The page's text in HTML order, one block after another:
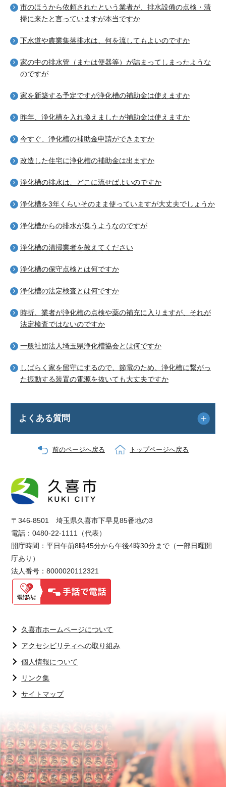
市のほうから依頼されたという業者が、排水設備の点検・清
掃に来たと言っていますが本当ですか
下水道や農業集落排水は、何を流してもよいのですか
家の中の排水管（または便器等）が詰まってしまったような
のですが
家を新築する予定ですが浄化槽の補助金は使えますか
昨年、浄化槽を入れ換えましたが補助金は使えますか
今すぐ、浄化槽の補助金申請ができますか
改造した住宅に浄化槽の補助金は出ますか
浄化槽の排水は、どこに流せばよいのですか
浄化槽を3年くらいそのまま使っていますが大丈夫でしょうか
浄化槽からの排水が臭うようなのですが
浄化槽の清掃業者を教えてください
浄化槽の保守点検とは何ですか
浄化槽の法定検査とは何ですか
時折、業者が浄化槽の点検や薬の補充に入りますが、それが
法定検査ではないのですか
一般社団法人埼玉県浄化槽協会とは何ですか
しばらく家を留守にするので、節電のため、浄化槽に繋がっ
た振動する装置の電源を抜いても大丈夫ですか
よくある質問
前のページへ戻る トップページへ戻る
〒346-8501 埼玉県久喜市下早見85番地の3
電話：0480-22-1111（代表）
開庁時間：平日午前8時45分から午後4時30分まで（一部日曜開
庁あり）
法人番号：8000020112321
久喜市ホームページについて
アクセシビリティへの取り組み
個人情報について
リンク集
サイトマップ